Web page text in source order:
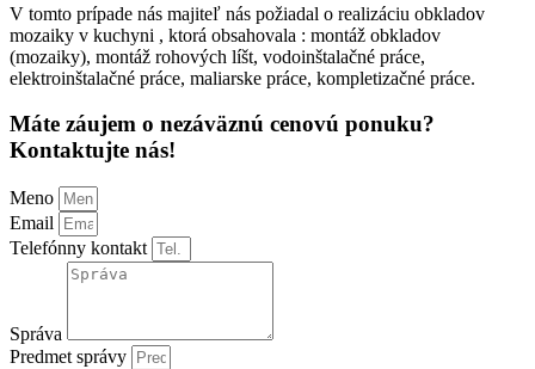
V tomto prípade nás majiteľ nás požiadal o realizáciu obkladov
mozaiky v kuchyni , ktorá obsahovala : montáž obkladov
(mozaiky), montáž rohových líšt, vodoinštalačné práce,
elektroinštalačné práce, maliarske práce, kompletizačné práce.
Máte záujem o nezáväznú cenovú ponuku?
Kontaktujte nás!
Meno
Email
Telefónny kontakt
Správa
Predmet správy